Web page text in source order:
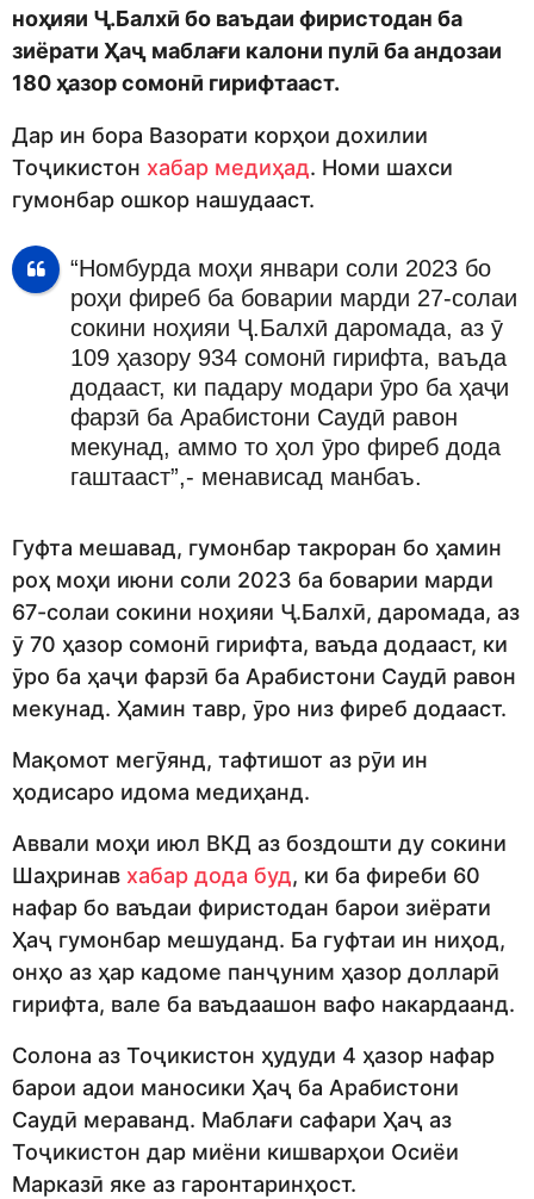
ноҳияи Ҷ.Балхӣ бо ваъдаи фиристодан ба
зиёрати Ҳаҷ маблағи калони пулӣ ба андозаи
180 ҳазор сомонӣ гирифтааст.
Дар ин бора Вазорати корҳои дохилии
Тоҷикистон хабар медиҳад. Номи шахси
гумонбар ошкор нашудааст.
“Номбурда моҳи январи соли 2023 бо
роҳи фиреб ба боварии марди 27-солаи
сокини ноҳияи Ҷ.Балхӣ даромада, аз ӯ
109 ҳазору 934 сомонӣ гирифта, ваъда
додааст, ки падару модари ӯро ба ҳаҷи
фарзӣ ба Арабистони Саудӣ равон
мекунад, аммо то ҳол ӯро фиреб дода
гаштааст”,- менависад манбаъ.
Гуфта мешавад, гумонбар такроран бо ҳамин
роҳ моҳи июни соли 2023 ба боварии марди
67-солаи сокини ноҳияи Ҷ.Балхӣ, даромада, аз
ӯ 70 ҳазор сомонӣ гирифта, ваъда додааст, ки
ӯро ба ҳаҷи фарзӣ ба Арабистони Саудӣ равон
мекунад. Ҳамин тавр, ӯро низ фиреб додааст.
Мақомот мегӯянд, тафтишот аз рӯи ин
ҳодисаро идома медиҳанд.
Аввали моҳи июл ВКД аз боздошти ду сокини
Шаҳринав хабар дода буд, ки ба фиреби 60
нафар бо ваъдаи фиристодан барои зиёрати
Ҳаҷ гумонбар мешуданд. Ба гуфтаи ин ниҳод,
онҳо аз ҳар кадоме панҷуним ҳазор долларӣ
гирифта, вале ба ваъдаашон вафо накардаанд.
Солона аз Тоҷикистон ҳудуди 4 ҳазор нафар
барои адои маносики Ҳаҷ ба Арабистони
Саудӣ мераванд. Маблағи сафари Ҳаҷ аз
Тоҷикистон дар миёни кишварҳои Осиёи
Марказӣ яке аз гаронтаринҳост.